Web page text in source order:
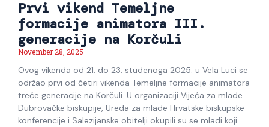
Prvi vikend Temeljne
formacije animatora III.
generacije na Korčuli
November 28, 2025
Ovog vikenda od 21. do 23. studenoga 2025. u Vela Luci se
održao prvi od četiri vikenda Temeljne formacije animatora
treće generacije na Korčuli. U organizaciji Vijeća za mlade
Dubrovačke biskupije, Ureda za mlade Hrvatske biskupske
konferencije i Salezijanske obitelji okupili su se mladi koji